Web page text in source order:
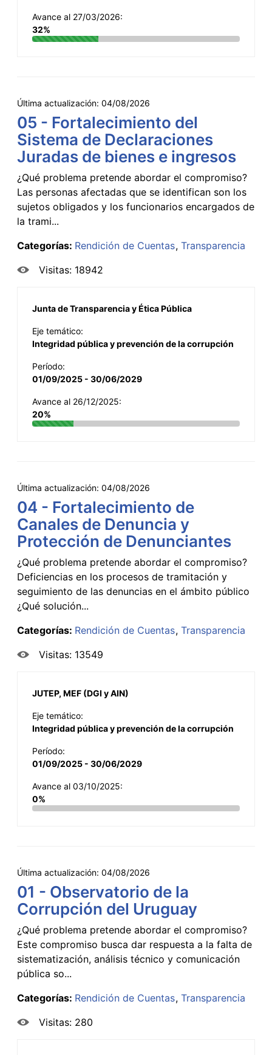
Avance al 27/03/2026:
32%
Última actualización: 04/08/2026
05 - Fortalecimiento del
Sistema de Declaraciones
Juradas de bienes e ingresos
¿Qué problema pretende abordar el compromiso?
Las personas afectadas que se identifican son los
sujetos obligados y los funcionarios encargados de
la trami...
Categorías: Rendición de Cuentas Transparencia
Visitas: 18942
Junta de Transparencia y Ética Pública
Eje temático:
Integridad pública y prevención de la corrupción
Período:
01/09/2025 - 30/06/2029
Avance al 26/12/2025:
20%
Última actualización: 04/08/2026
04 - Fortalecimiento de
Canales de Denuncia y
Protección de Denunciantes
¿Qué problema pretende abordar el compromiso?
Deficiencias en los procesos de tramitación y
seguimiento de las denuncias en el ámbito público
¿Qué solución...
Categorías: Rendición de Cuentas Transparencia
Visitas: 13549
JUTEP, MEF (DGI y AIN)
Eje temático:
Integridad pública y prevención de la corrupción
Período:
01/09/2025 - 30/06/2029
Avance al 03/10/2025:
0%
Última actualización: 04/08/2026
01 - Observatorio de la
Corrupción del Uruguay
¿Qué problema pretende abordar el compromiso?
Este compromiso busca dar respuesta a la falta de
sistematización, análisis técnico y comunicación
pública so...
Categorías: Rendición de Cuentas Transparencia
Visitas: 280